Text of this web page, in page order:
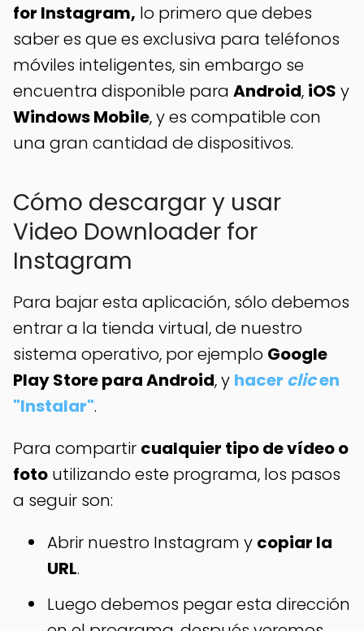
for Instagram, lo primero que debes
saber es que es exclusiva para teléfonos
móviles inteligentes, sin embargo se
encuentra disponible para Android, iOS y
Windows Mobile, y es compatible con
una gran cantidad de dispositivos.
Cómo descargar y usar
Video Downloader for
Instagram
Para bajar esta aplicación, sólo debemos
entrar a la tienda virtual, de nuestro
sistema operativo, por ejemplo Google
Play Store para Android, y hacer clicen
"Instalar".
Para compartir cualquier tipo de vídeo o
foto utilizando este programa, los pasos
a seguir son:
Abrir nuestro Instagram y copiar la
URL.
Luego debemos pegar esta dirección